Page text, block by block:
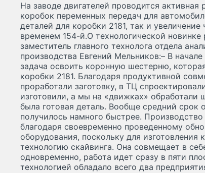
На заводе двигателей проводится
коробок переменных передач для
деталей для коробки 2181, так и
временем 154-й.О технологической новинке
заместитель главного технолога отдела
производства Евгений Мельников:– В
задача освоить коронную шестерню,
коробки 2181. Благодаря продуктивной
проработали заготовку, в ТЦ
изготовили, а мы на «движках»
была готовая деталь. Вообще средний срок
получилось намного быстрее.
благодаря своевременно проведенному
оборудования, поскольку для
технологию скайвинга. Она совмещает в
одновременно, работа идет сразу в пяти
технологией обладало всего два